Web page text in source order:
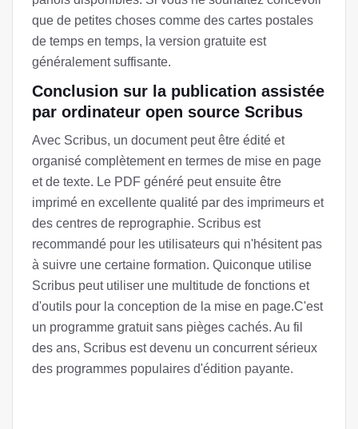
que de petites choses comme des cartes postales
de temps en temps, la version gratuite est
généralement suffisante.
Conclusion sur la publication assistée
par ordinateur open source Scribus
Avec Scribus, un document peut être édité et
organisé complètement en termes de mise en page
et de texte. Le PDF généré peut ensuite être
imprimé en excellente qualité par des imprimeurs et
des centres de reprographie. Scribus est
recommandé pour les utilisateurs qui n'hésitent pas
à suivre une certaine formation. Quiconque utilise
Scribus peut utiliser une multitude de fonctions et
d'outils pour la conception de la mise en page.C'est
un programme gratuit sans pièges cachés. Au fil
des ans, Scribus est devenu un concurrent sérieux
des programmes populaires d'édition payante.